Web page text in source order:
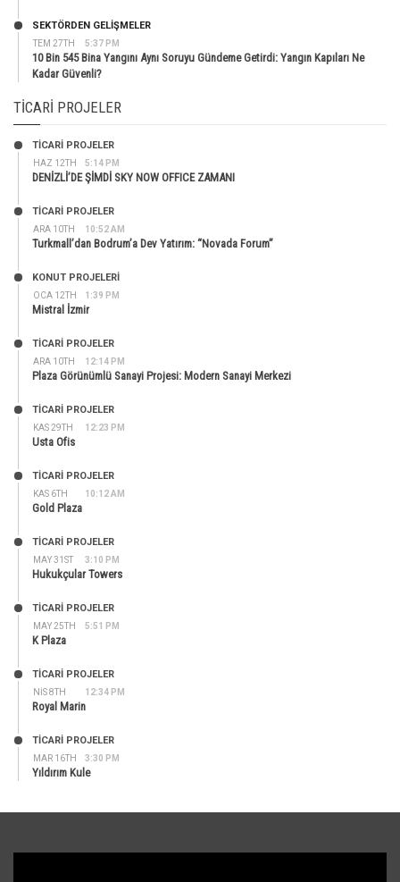
TEM 27TH 5:37 PM
SEKTÖRDEN GELIŞMELER
10 Bin 545 Bina Yangını Aynı Soruyu Gündeme Getirdi: Yangın Kapıları Ne
Kadar Güvenli?
TICARI PROJELER
HAZ 12TH 5:14 PM
TİCARİ PROJELER
DENİZLİ’DE ŞİMDİ SKY NOW OFFICE ZAMANI
ARA 10TH 10:52 AM
TİCARİ PROJELER
Turkmall’dan Bodrum’a Dev Yatırım: “Novada Forum”
OCA 12TH 1:39 PM
KONUT PROJELERI
Mistral İzmir
ARA 10TH 12:14 PM
TİCARİ PROJELER
Plaza Görünümlü Sanayi Projesi: Modern Sanayi Merkezi
KAS 29TH 12:23 PM
TİCARİ PROJELER
Usta Ofis
KAS 6TH 10:12 AM
TİCARİ PROJELER
Gold Plaza
MAY 31ST 3:10 PM
TİCARİ PROJELER
Hukukçular Towers
MAY 25TH 5:51 PM
TİCARİ PROJELER
K Plaza
NIS 8TH 12:34 PM
TİCARİ PROJELER
Royal Marin
MAR 16TH 3:30 PM
TİCARİ PROJELER
Yıldırım Kule